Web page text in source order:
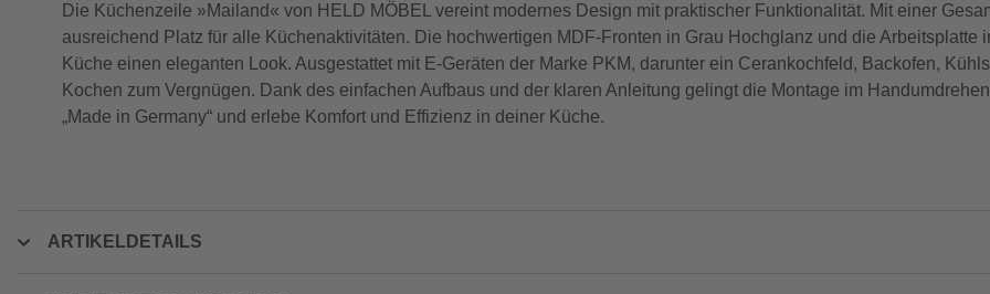
Die Küchenzeile »Mailand« von HELD MÖBEL vereint modernes Design mit praktischer Funktionalität. Mit einer
ausreichend Platz für alle Küchenaktivitäten. Die hochwertigen MDF-Fronten in Grau Hochglanz und die Arbeitsplatte
Küche einen eleganten Look. Ausgestattet mit E-Geräten der Marke PKM, darunter ein Cerankochfeld, Backofen,
Kochen zum Vergnügen. Dank des einfachen Aufbaus und der klaren Anleitung gelingt die Montage im
„Made in Germany“ und erlebe Komfort und Effizienz in deiner Küche.
ARTIKELDETAILS